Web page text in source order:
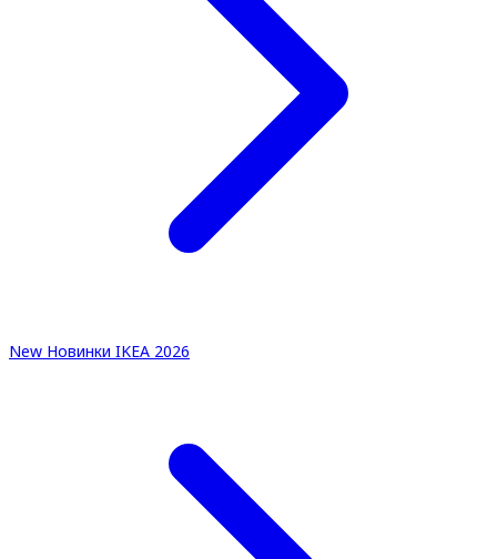
New Новинки IKEA 2026